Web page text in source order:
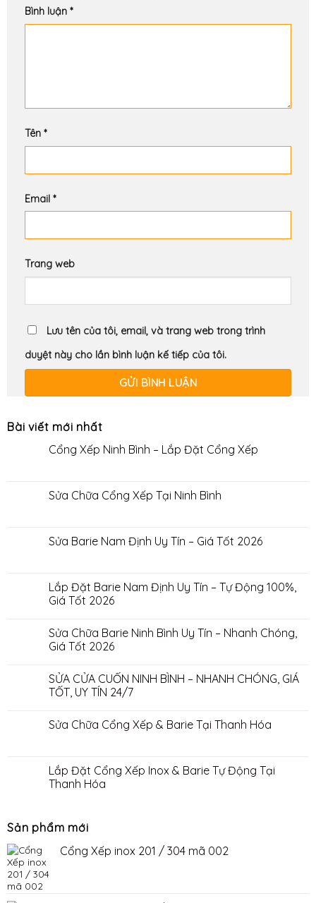
Bình luận *
Tên *
Email *
Trang web
Lưu tên của tôi, email, và trang web trong trình
duyệt này cho lần bình luận kế tiếp của tôi.
Bài viết mới nhất
Cổng Xếp Ninh Bình – Lắp Đặt Cổng Xếp
Sửa Chữa Cổng Xếp Tại Ninh Bình
Sửa Barie Nam Định Uy Tín – Giá Tốt 2026
Lắp Đặt Barie Nam Định Uy Tín – Tự Động 100%,
Giá Tốt 2026
Sửa Chữa Barie Ninh Bình Uy Tín – Nhanh Chóng,
Giá Tốt 2026
SỬA CỬA CUỐN NINH BÌNH – NHANH CHÓNG, GIÁ
TỐT, UY TÍN 24/7
Sửa Chữa Cổng Xếp & Barie Tại Thanh Hóa
Lắp Đặt Cổng Xếp Inox & Barie Tự Động Tại
Thanh Hóa
Sản phẩm mới
Cổng Xếp inox 201 / 304 mã 002